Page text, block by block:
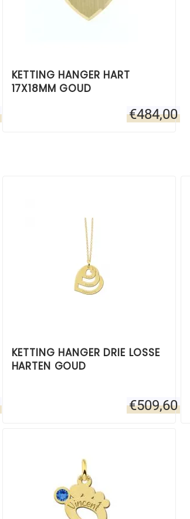
KETTING HANGER HART
17X18MM GOUD
€484,00
KETTING HANGER DRIE LOSSE
HARTEN GOUD
€509,60